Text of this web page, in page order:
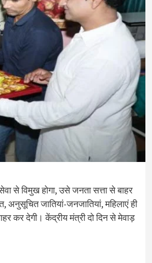
से विमुख होगा, उसे जनता सत्ता से बाहर
जातियां-जनजातियां, महिलाएं ही
कर देगी। केंद्रीय मंत्री दो दिन से मेवाड़